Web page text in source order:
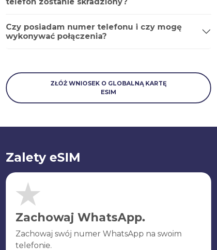
Czy posiadam numer telefonu i czy mogę
wykonywać połączenia?
ZŁÓŻ WNIOSEK O GLOBALNĄ KARTĘ
ESIM
Zalety eSIM
Zachowaj WhatsApp.
Zachowaj swój numer WhatsApp na swoim
telefonie.